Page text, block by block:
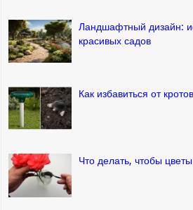
Ландшафтный дизайн:
красивых садов
Как избавиться от
Что делать, чтобы